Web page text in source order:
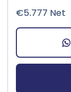
€5.777 Net